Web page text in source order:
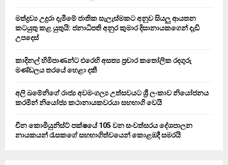
H
මත්ද්‍රව්‍ය උදුරා දැමීමේ ජාතික සැලැස්මකට අනුව සියලු ආයතන
කටයුතු කළ යුතුයි: ජනාධිපති අනුර කුමාර දිසානායකගෙන් දැඩි
උපදෙස්
කාදිනල් හිමිපාණන්ට එරෙහි අසත්‍ය ප්‍රචාර කතෝලික රදගුරු
මණ්ඩලය තරයේ හෙළා දකී
අලි ඛමේනිගේ රාජ්‍ය අවමංගල්‍ය උත්සවයට ශ්‍රී ලංකාව නියෝජනය
කරමින් නියෝජ්‍ය කථානායකවරයා සහභාගි වෙයි
චීන කොමියුනිස්ට් පක්ෂයේ 105 වන සංවත්සරය දේශපාලන
නායකයන් රැසකගේ සහභාගිත්වයෙන් කොළඹදී සමරයි